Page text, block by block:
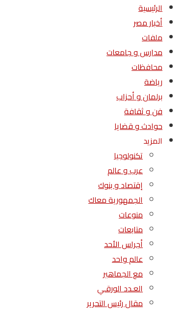
الرئيسية
أخبار مصر
ملفات
مدارس و جامعات
محافظات
رياضة
برلمان و أحزاب
فن و ثقافة
حوادث و قضايا
المزيد
تكنولوجيا
عرب و عالم
إقتصاد و بنوك
الجمهورية معاك
منوعات
متابعات
أجراس الأحد
عالم واحد
مع الجماهير
العـدد الورقـي
مقال رئيس التحرير